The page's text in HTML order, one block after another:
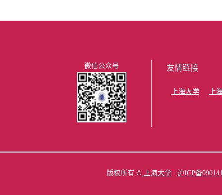
微信公众号 友情链接
上海大学 上
版权所有 © 上海大学 沪ICP备